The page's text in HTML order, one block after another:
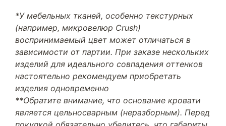
*У мебельных тканей, особенно текстурных
(например, микровелюр Crush)
воспринимаемый цвет может отличаться в
зависимости от партии. При заказе нескольких
изделий для идеального совпадения оттенков
настоятельно рекомендуем приобретать
изделия одновременно
**Обратите внимание, что основание кровати
является цельносварным (неразборным). Перед